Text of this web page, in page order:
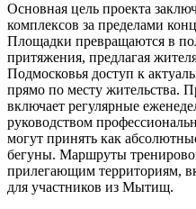
Основная цель проекта
комплексов за пределами
Площадки превращаются в
притяжения, предлагая
Подмосковья доступ к
прямо по месту жительства.
включает регулярные
руководством
могут принять как
бегуны. Маршруты
прилегающим территориям,
для участников из Мытищ.